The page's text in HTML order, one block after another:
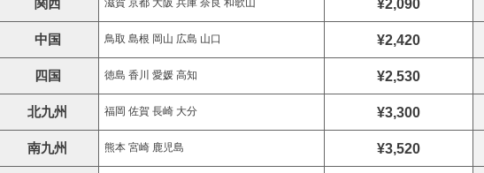
関西 滋賀 京都 大阪 兵庫 奈良 和歌山 ¥2,090
中国 鳥取 島根 岡山 広島 山口 ¥2,420
四国 徳島 香川 愛媛 高知 ¥2,530
北九州 福岡 佐賀 長崎 大分 ¥3,300
南九州 熊本 宮崎 鹿児島 ¥3,520